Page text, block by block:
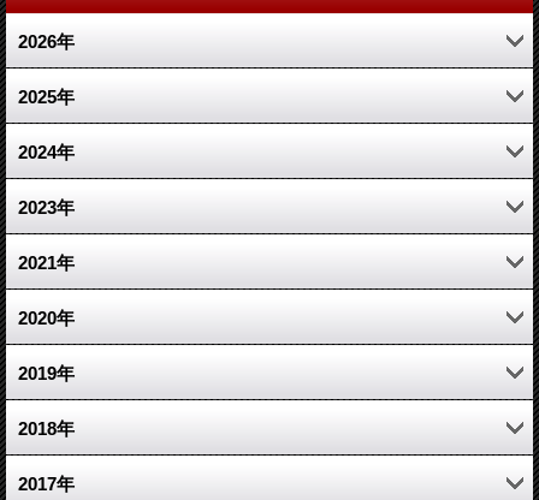
2026年
4月 (1)
2月 (1)
1月 (1)
2025年
11月 (1)
3月 (1)
1月 (1)
2024年
10月 (1)
7月 (1)
3月 (2)
1月 (1)
2023年
12月 (2)
2021年
10月 (1)
6月 (1)
2月 (2)
2020年
10月 (1)
3月 (1)
2月 (1)
2019年
12月 (1)
4月 (1)
2018年
5月 (1)
2017年